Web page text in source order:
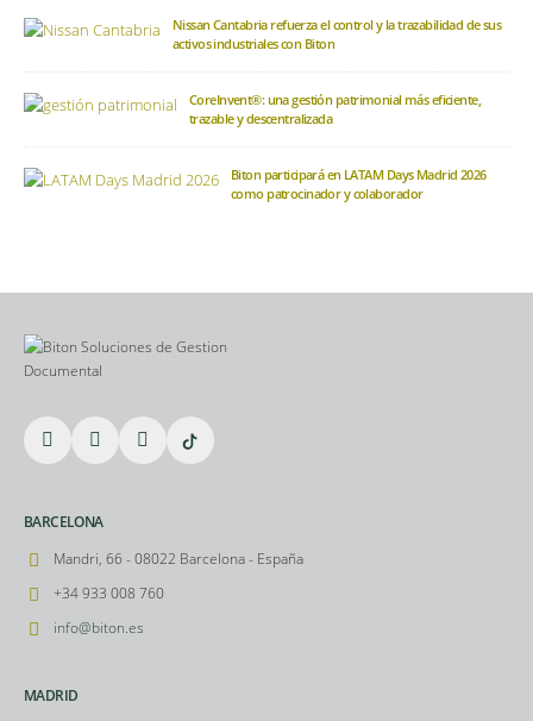
Nissan Cantabria refuerza el control y la trazabilidad de sus
activos industriales con Biton
CoreInvent®: una gestión patrimonial más eficiente,
trazable y descentralizada
Biton participará en LATAM Days Madrid 2026
como patrocinador y colaborador
BARCELONA
Mandri, 66 - 08022 Barcelona - España
+34 933 008 760
info@biton.es
MADRID